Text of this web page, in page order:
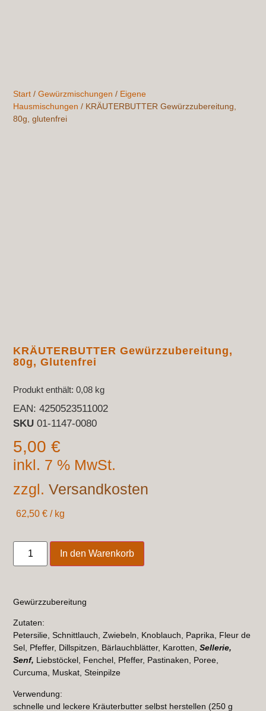
Start /Gewürzmischungen / Eigene
Hausmischungen / KRÄUTERBUTTER Gewürzzubereitung,
80g, glutenfrei
KRÄUTERBUTTER Gewürzzubereitung,
80g, Glutenfrei
Produkt enthält: 0,08 kg
EAN:4250523511002
SKU01-1147-0080
5,00€
inkl. 7 % MwSt.
zzgl.Versandkosten
62,50€ / kg
In den Warenkorb
Gewürzzubereitung
Zutaten:
Petersilie, Schnittlauch, Zwiebeln, Knoblauch, Paprika, Fleur de
Sel, Pfeffer, Dillspitzen, Bärlauchblätter, Karotten,Sellerie,
Senf, Liebstöckel, Fenchel, Pfeffer, Pastinaken, Poree,
Curcuma, Muskat, Steinpilze
Verwendung:
schnelle und leckere Kräuterbutter selbst herstellen (250 g